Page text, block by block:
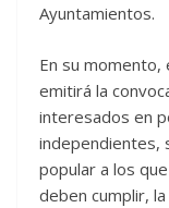
Ayuntamientos.
En su
emitirá la
interesados en
independientes,
popular a los
deben cumplir,